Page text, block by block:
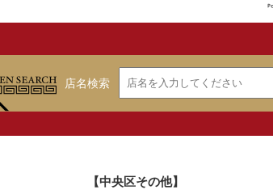
店名検索
【中央区その他】